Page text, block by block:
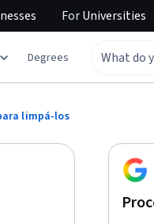
ForUniversities
Degrees
limpá-los